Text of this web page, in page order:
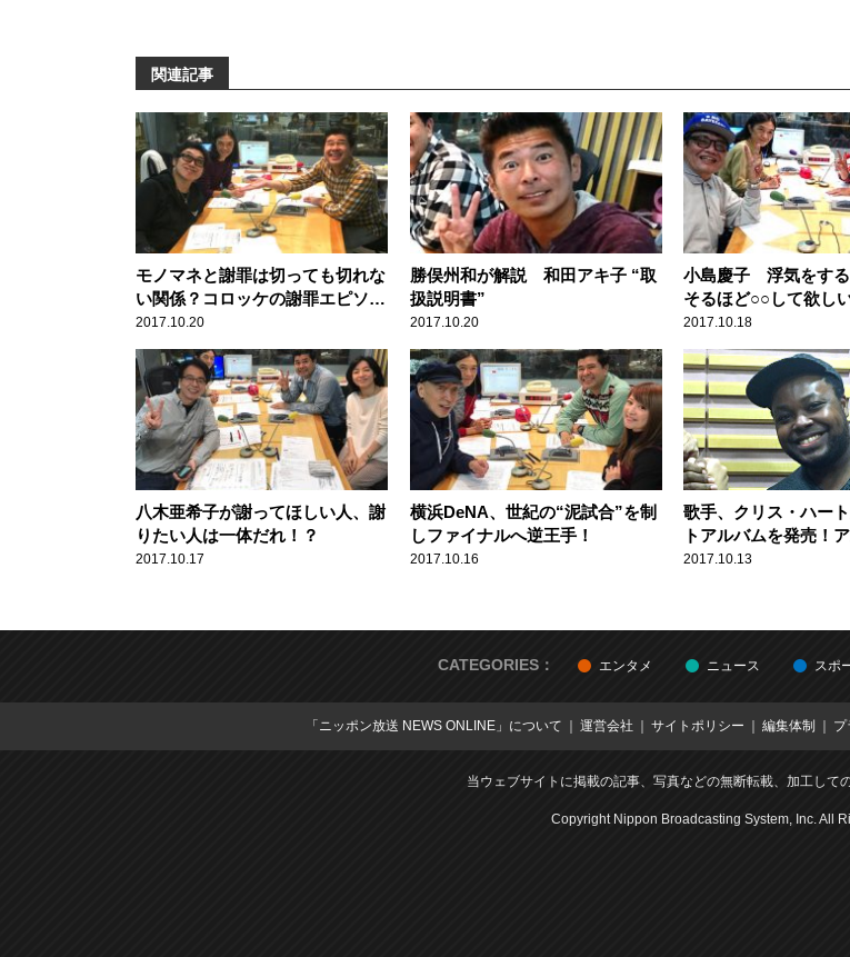
関連記事
モノマネと謝罪は切っても切れな
い関係？コロッケの謝罪エピソー
ドとは
2017.10.20
勝俣州和が解説 和田アキ子 “取
扱説明書”
2017.10.20
小島慶子 浮気をする
そるほど○○して欲し
2017.10.18
八木亜希子が謝ってほしい人、謝
りたい人は一体だれ！？
2017.10.17
横浜DeNA、世紀の“泥試合”を制
しファイナルへ逆王手！
2017.10.16
歌手、クリス・ハー
トアルバムを発売！
められた特別な想いと
2017.10.13
CATEGORIES： エンタメ ニュース スポ
「ニッポン放送 NEWS ONLINE」について 運営会社 サイトポリシー 編集体制 プ
当ウェブサイトに掲載の記事、写真などの無断転載、加工して
Copyright Nippon Broadcasting System, Inc. All